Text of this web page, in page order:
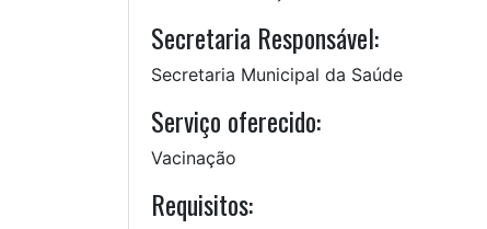
Secretaria Responsável:
Secretaria Municipal da Saúde
Serviço oferecido:
Vacinação
Requisitos: